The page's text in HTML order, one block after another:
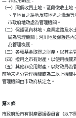
（一）照價收買土地、區段徵收土
、旱地目之耕地及該地區之溝溜
      市政府地政處為管理機關。
（二）保護區內林地、產業道路及
局為管理機關；河川地及保護區
      為管理機關。
（三）各種基金取得之財產，以其主
（四）撥用之市有財產，以使用機關
（五）其他非公用財產，以財政局為
前項未區分管理機關或為二以上機關
管理機關由市政府核定之。
第 8 條
市政府設市有財產審議委員會（以下